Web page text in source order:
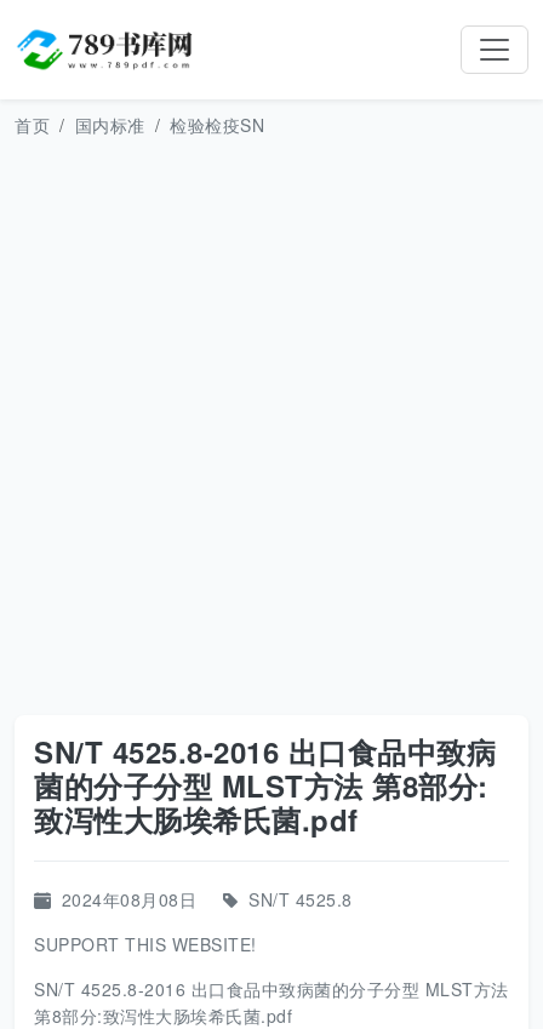
首页 国内标准 检验检疫SN
SN/T 4525.8-2016 出口食品中致病
菌的分子分型 MLST方法 第8部分:
致泻性大肠埃希氏菌.pdf
2024年08月08日
SN/T 4525.8
SUPPORT THIS WEBSITE!
SN/T 4525.8-2016 出口食品中致病菌的分子分型 MLST方法
第8部分:致泻性大肠埃希氏菌.pdf